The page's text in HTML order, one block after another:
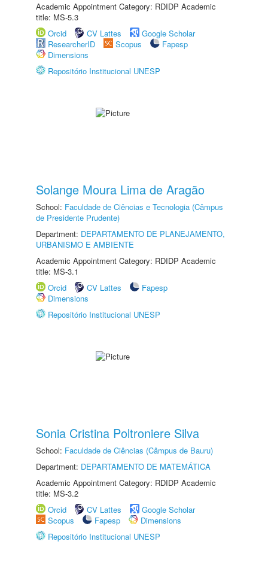
Academic Appointment Category: RDIDP Academic
title: MS-5.3
Orcid
CV Lattes
Google Scholar
ResearcherID
Scopus
Fapesp
Dimensions
Repositório Institucional UNESP
Solange Moura Lima de Aragão
School: Faculdade de Ciências e Tecnologia (Câmpus
de Presidente Prudente)
Department: DEPARTAMENTO DE PLANEJAMENTO,
URBANISMO E AMBIENTE
Academic Appointment Category: RDIDP Academic
title: MS-3.1
Orcid
CV Lattes
Fapesp
Dimensions
Repositório Institucional UNESP
Sonia Cristina Poltroniere Silva
School: Faculdade de Ciências (Câmpus de Bauru)
Department: DEPARTAMENTO DE MATEMÁTICA
Academic Appointment Category: RDIDP Academic
title: MS-3.2
Orcid
CV Lattes
Google Scholar
Scopus
Fapesp
Dimensions
Repositório Institucional UNESP